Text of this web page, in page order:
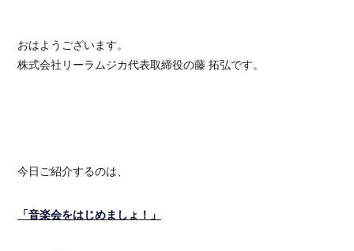
おはようございます。
株式会社リーラムジカ代表取締役の藤 拓弘です。
今日ご紹介するのは、
「音楽会をはじめましょ！」